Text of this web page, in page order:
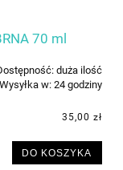
70 ml
duża ilość
Wysyłka w: 24 godziny
35,00 zł
DO KOSZYKA